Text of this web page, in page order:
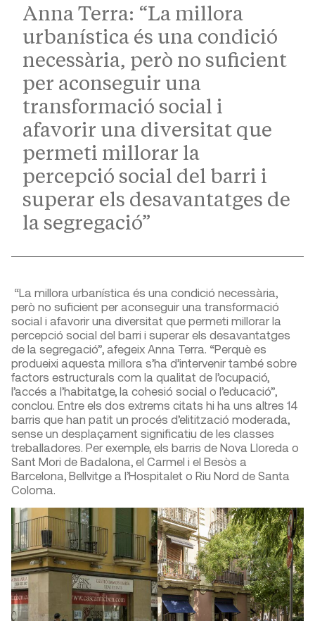
Anna Terra: “La millora
urbanística és una condició
necessària, però no suficient
per aconseguir una
transformació social i
afavorir una diversitat que
permeti millorar la
percepció social del barri i
superar els desavantatges de
la segregació”
“La millora urbanística és una condició necessària,
però no suficient per aconseguir una transformació
social i afavorir una diversitat que permeti millorar la
percepció social del barri i superar els desavantatges
de la segregació”, afegeix Anna Terra. “Perquè es
produeixi aquesta millora s’ha d’intervenir també sobre
factors estructurals com la qualitat de l’ocupació,
l’accés a l’habitatge, la cohesió social o l’educació”,
conclou. Entre els dos extrems citats hi ha uns altres 14
barris que han patit un procés d’elitització moderada,
sense un desplaçament significatiu de les classes
treballadores. Per exemple, els barris de Nova Lloreda o
Sant Mori de Badalona, el Carmel i el Besòs a
Barcelona, Bellvitge a l’Hospitalet o Riu Nord de Santa
Coloma.